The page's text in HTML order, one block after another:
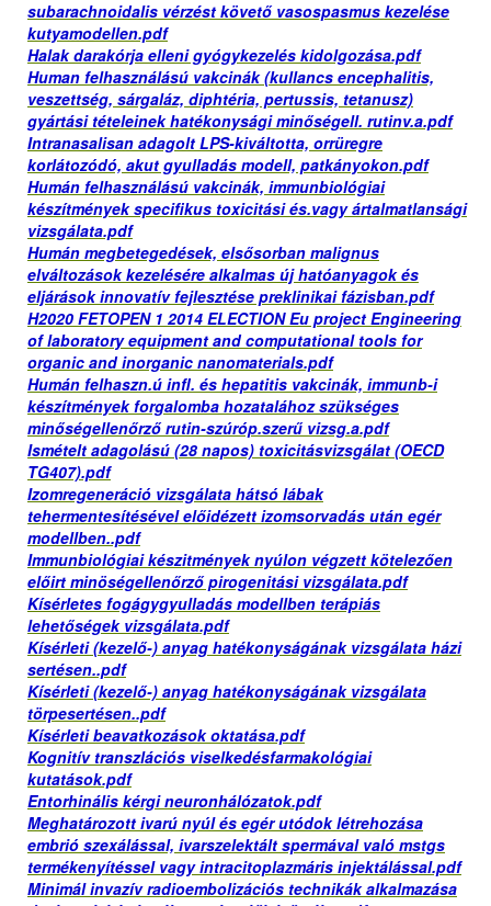
subarachnoidalis vérzést követő vasospasmus kezelése
kutyamodellen.pdf
Halak darakórja elleni gyógykezelés kidolgozása.pdf
Human felhasználású vakcinák (kullancs encephalitis,
veszettség, sárgaláz, diphtéria, pertussis, tetanusz)
gyártási tételeinek hatékonysági minőségell. rutinv.a.pdf
Intranasalisan adagolt LPS-kiváltotta, orrüregre
korlátozódó, akut gyulladás modell, patkányokon.pdf
Humán felhasználású vakcinák, immunbiológiai
készítmények specifikus toxicitási és.vagy ártalmatlansági
vizsgálata.pdf
Humán megbetegedések, elsősorban malignus
elváltozások kezelésére alkalmas új hatóanyagok és
eljárások innovatív fejlesztése preklinikai fázisban.pdf
H2020 FETOPEN 1 2014 ELECTION Eu project Engineering
of laboratory equipment and computational tools for
organic and inorganic nanomaterials.pdf
Humán felhaszn.ú infl. és hepatitis vakcinák, immunb-i
készítmények forgalomba hozatalához szükséges
minőségellenőrző rutin-szúróp.szerű vizsg.a.pdf
Ismételt adagolású (28 napos) toxicitásvizsgálat (OECD
TG407).pdf
Izomregeneráció vizsgálata hátsó lábak
tehermentesítésével előidézett izomsorvadás után egér
modellben..pdf
Immunbiológiai készitmények nyúlon végzett kötelezően
előirt minöségellenőrző pirogenitási vizsgálata.pdf
Kísérletes fogágygyulladás modellben terápiás
lehetőségek vizsgálata.pdf
Kísérleti (kezelő-) anyag hatékonyságának vizsgálata házi
sertésen..pdf
Kísérleti (kezelő-) anyag hatékonyságának vizsgálata
törpesertésen..pdf
Kísérleti beavatkozások oktatása.pdf
Kognitív transzlációs viselkedésfarmakológiai
kutatások.pdf
Entorhinális kérgi neuronhálózatok.pdf
Meghatározott ivarú nyúl és egér utódok létrehozása
embrió szexálással, ivarszelektált spermával való mstgs
termékenyítéssel vagy intracitoplazmáris injektálással.pdf
Minimál invazív radioembolizációs technikák alkalmazása